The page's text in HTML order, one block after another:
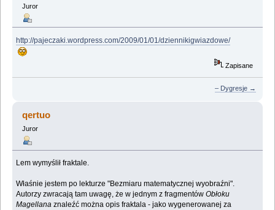
Juror
http://pajeczaki.wordpress.com/2009/01/01/dziennikigwiazdowe/
Zapisane
– Dygresje →
qertuo
Juror
Lem wymyślił fraktale.
Właśnie jestem po lekturze "Bezmiaru matematycznej wyobraźni".
Autorzy zwracają tam uwagę, że w jednym z fragmentówObłoku
Magellana znaleźć można opis fraktala - jako wygenerowanej za